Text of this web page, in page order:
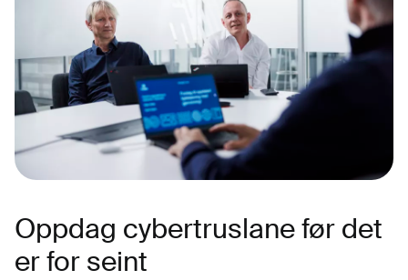
Oppdag cybertruslane før det
er for seint